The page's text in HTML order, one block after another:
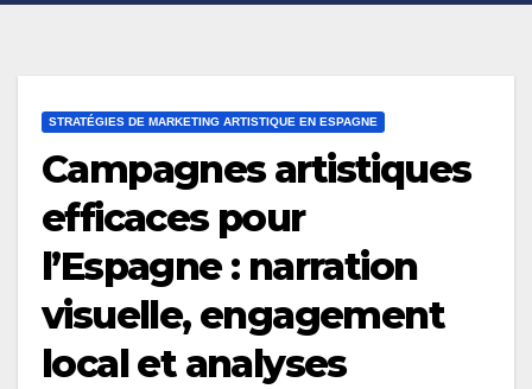
STRATÉGIES DE MARKETING ARTISTIQUE EN ESPAGNE
Campagnes artistiques
efficaces pour
l’Espagne : narration
visuelle, engagement
local et analyses